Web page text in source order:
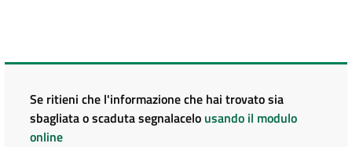
Se ritieni che l'informazione che hai trovato sia
sbagliata o scaduta segnalacelo usando il modulo
online